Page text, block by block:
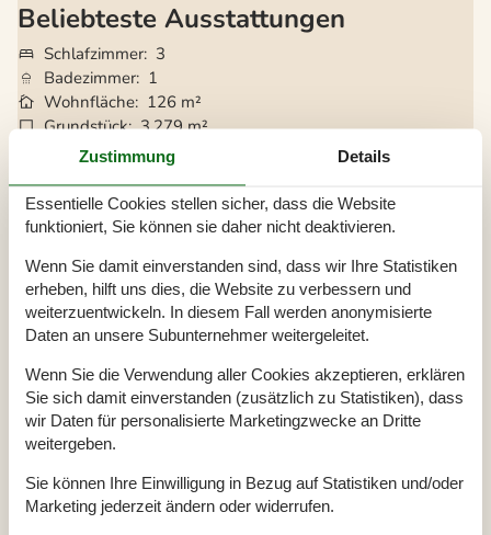
Beliebteste Ausstattungen
Schlafzimmer 3
Badezimmer 1
Wohnfläche 126 m²
Grundstück 3.279 m²
Haustiere Nicht erlaubt
Entfernung Wasser 1 km
Einkaufen 300 m
Klimaanlage Ja
Waschmaschine Ja
Trockner Ja
Geschirrspüler
Ja
Nichtraucher Ja
Ladestation für Elektroauto
Ja
Klimafreundlich Ja
Inklusive Verbrauch
Gesamte Ausstattung
Zustimmung Details
Essentielle Cookies stellen sicher, dass die Website
funktioniert, Sie können sie daher nicht deaktivieren.
Wenn Sie damit einverstanden sind, dass wir Ihre Statistiken
erheben, hilft uns dies, die Website zu verbessern und
weiterzuentwickeln. In diesem Fall werden anonymisierte
Daten an unsere Subunternehmer weitergeleitet.
Wenn Sie die Verwendung aller Cookies akzeptieren, erklären
Sie sich damit einverstanden (zusätzlich zu Statistiken), dass
wir Daten für personalisierte Marketingzwecke an Dritte
weitergeben.
Sie können Ihre Einwilligung in Bezug auf Statistiken und/oder
Marketing jederzeit ändern oder widerrufen.